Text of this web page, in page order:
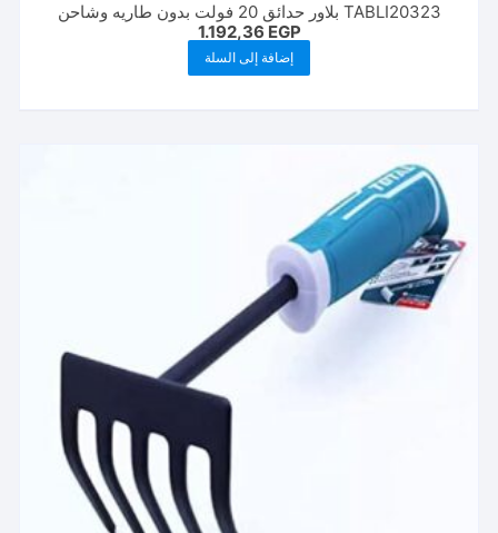
TABLI20323 بلاور حدائق 20 فولت بدون طاريه وشاحن
1.192,36 EGP
إضافة إلى السلة